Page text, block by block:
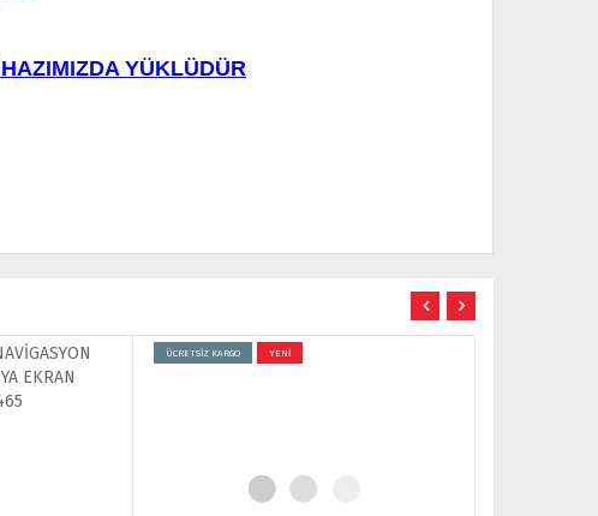
YÜKLÜDÜR
ÜCRETSİZ KARGO YENİ